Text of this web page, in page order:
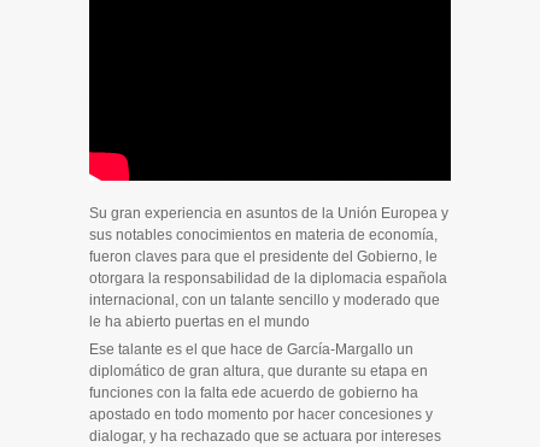
Su gran experiencia en asuntos de la Unión Europea y
sus notables conocimientos en materia de economía,
fueron claves para que el presidente del Gobierno, le
otorgara la responsabilidad de la diplomacia española
internacional, con un talante sencillo y moderado que
le ha abierto puertas en el mundo
Ese talante es el que hace de García-Margallo un
diplomático de gran altura, que durante su etapa en
funciones con la falta ede acuerdo de gobierno ha
apostado en todo momento por hacer concesiones y
dialogar, y ha rechazado que se actuara por intereses